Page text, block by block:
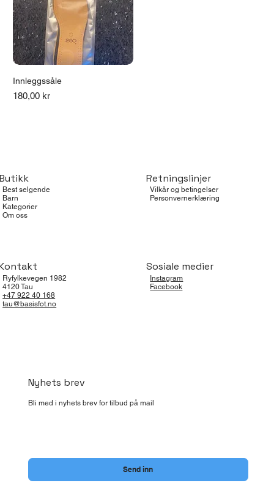
Innleggssåle
Pris
180,00 kr
Best selgende
Barn
Kategorier
Om oss
Retningslinjer
Vilkår og betingelser
Personvernerklæring
Ryfylkevegen 1982
4120 Tau
+47 922 40 168
tau@basisfot.no
Sosiale medier
Instagram
Facebook
Nyhets brev
Bli med i nyhets brev for tilbud på mail
Send inn